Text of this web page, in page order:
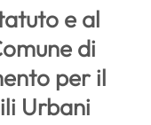
e al
di
per il
Urbani